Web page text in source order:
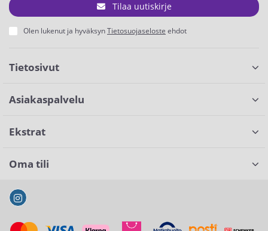
Tilaa uutiskirje
Olen lukenut ja hyväksynTietosuojaseloste ehdot
Tietosivut
Asiakaspalvelu
Ekstrat
Oma tili